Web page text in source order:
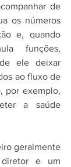
de
os números
e, quando
funções,
ele deixar
ao fluxo de
por exemplo,
a saúde
geralmente
e um